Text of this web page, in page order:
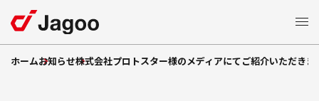
サービス一覧
ホームお知らせ株式会社プロトスター様のメディアにてご紹介いただきま